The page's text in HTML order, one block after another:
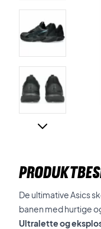
De ultimative Asics
banen med hurtige
Ultralette og